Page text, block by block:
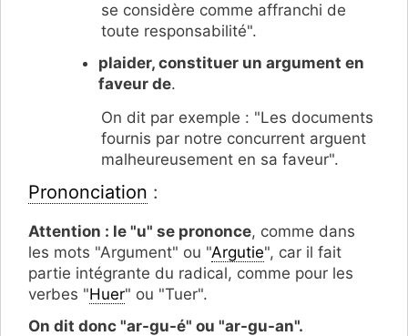
se considère comme affranchi de
toute responsabilité".
plaider, constituer un argument en
faveur de.
On dit par exemple : "Les documents
fournis par notre concurrent arguent
malheureusement en sa faveur".
Prononciation :
Attention : le "u" se prononce, comme dans
les mots "Argument" ou "Argutie", car il fait
partie intégrante du radical, comme pour les
verbes "Huer" ou "Tuer".
On dit donc "ar-gu-é" ou "ar-gu-an".